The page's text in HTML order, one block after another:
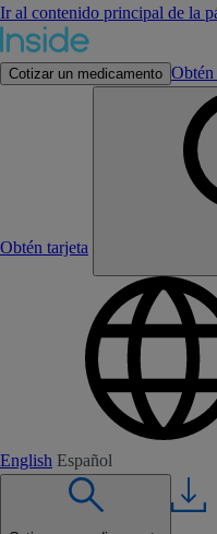
Ir al contenido principal de la
Cotizar un medicamento Obtén
Obtén tarjeta
English Español